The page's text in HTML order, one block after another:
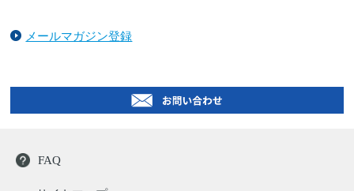
メールマガジン登録
FAQ